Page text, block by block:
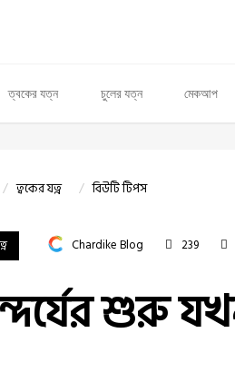
ত্বকের যত্ন চুলের যত্ন মেকআপ
ত্বকের যত্ন বিউটি টিপস
Chardike Blog 239
শুরু